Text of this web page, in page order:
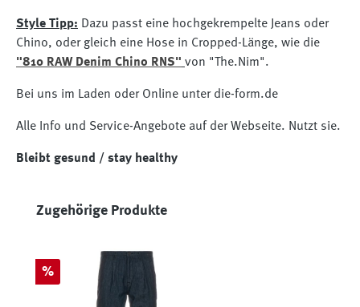
Style Tipp: Dazu passt eine hochgekrempelte Jeans oder
Chino, oder gleich eine Hose in Cropped-Länge, wie die
"810 RAW Denim Chino RNS" von "The.Nim".
Bei uns im Laden oder Online unter die-form.de
Alle Info und Service-Angebote auf der Webseite. Nutzt sie.
Bleibt gesund / stay healthy
Produktgalerie überspringen
Zugehörige Produkte
Rabatt
%